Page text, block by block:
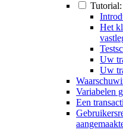
Het
Uw
Uw
Variabelen
Een